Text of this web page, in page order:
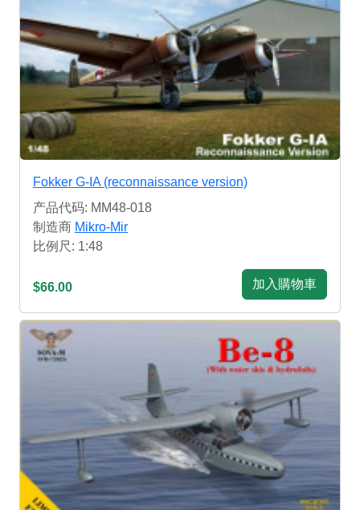
Fokker G-IA (reconnaissance version)
产品代码: MM48-018
制造商 Mikro-Mir
比例尺: 1:48
$66.00 加入購物車